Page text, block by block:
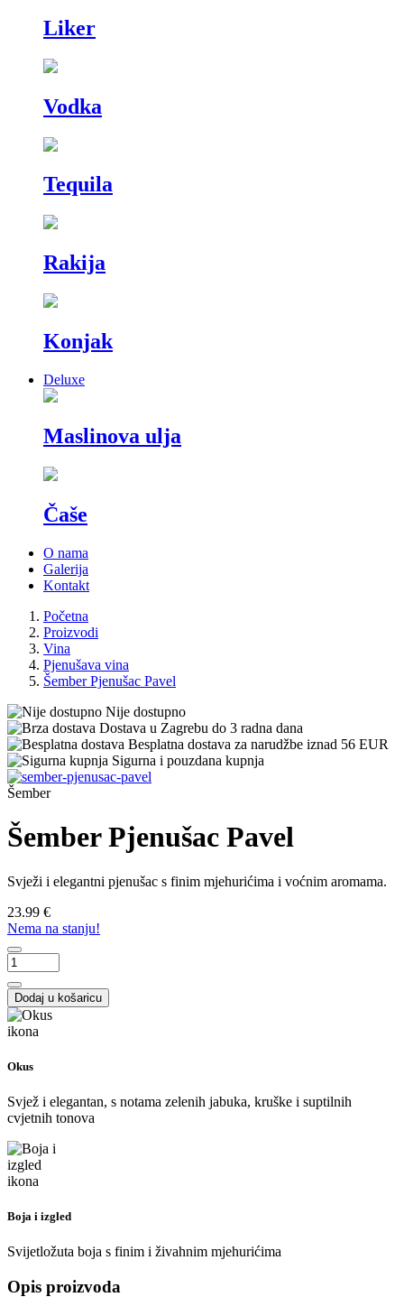
Liker
Vodka
Tequila
Rakija
Konjak
Deluxe
Maslinova ulja
Čaše
O nama
Galerija
Kontakt
Početna
Proizvodi
Vina
Pjenušava vina
Šember Pjenušac Pavel
Nije dostupno
Dostava u Zagrebu do 3 radna dana
Besplatna dostava za narudžbe iznad 56 EUR
Sigurna i pouzdana kupnja
Šember
Šember Pjenušac Pavel
Svježi i elegantni pjenušac s finim mjehurićima i voćnim aromama.
23.99 €
Nema na stanju!
Dodaj u košaricu
Okus
Svjež i elegantan, s notama zelenih jabuka, kruške i suptilnih
cvjetnih tonova
Boja i izgled
Svijetložuta boja s finim i živahnim mjehurićima
Opis proizvoda